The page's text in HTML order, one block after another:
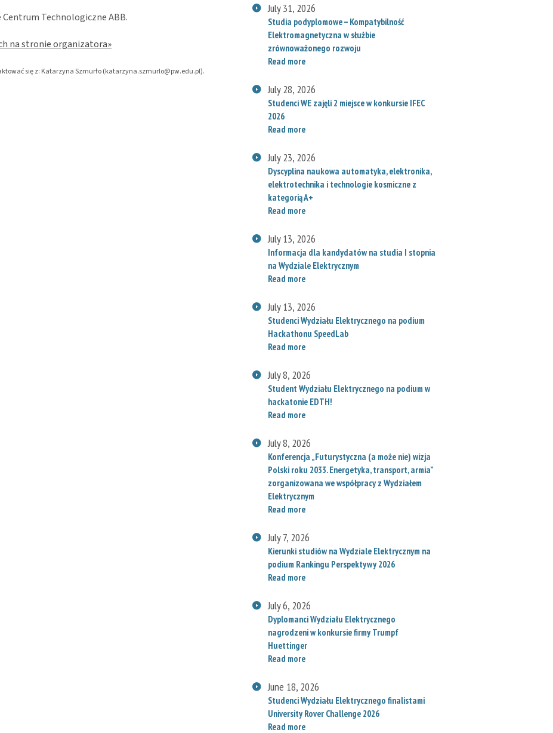
Technologiczne ABB.
na stronie organizatora»
się z: Katarzyna Szmurło (katarzyna.szmurlo@pw.edu.pl).
July 31, 2026
Studia podyplomowe – Kompatybilność
Elektromagnetyczna w służbie
zrównoważonego rozwoju
Read more
July 28, 2026
Studenci WE zajęli 2 miejsce w konkursie IFEC
2026
Read more
July 23, 2026
Dyscyplina naukowa automatyka, elektronika,
elektrotechnika i technologie kosmiczne z
kategorią A+
Read more
July 13, 2026
Informacja dla kandydatów na studia I stopnia
na Wydziale Elektrycznym
Read more
July 13, 2026
Studenci Wydziału Elektrycznego na podium
Hackathonu SpeedLab
Read more
July 8, 2026
Student Wydziału Elektrycznego na podium w
hackatonie EDTH!
Read more
July 8, 2026
Konferencja „Futurystyczna (a może nie) wizja
Polski roku 2033. Energetyka, transport, armia”
zorganizowana we współpracy z Wydziałem
Elektrycznym
Read more
July 7, 2026
Kierunki studiów na Wydziale Elektrycznym na
podium Rankingu Perspektywy 2026
Read more
July 6, 2026
Dyplomanci Wydziału Elektrycznego
nagrodzeni w konkursie firmy Trumpf
Huettinger
Read more
June 18, 2026
Studenci Wydziału Elektrycznego finalistami
University Rover Challenge 2026
Read more